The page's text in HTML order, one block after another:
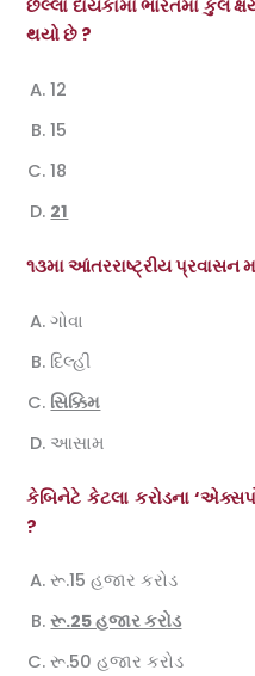
છેલ્લા દાયકામાં ભારતમાં કુલ
થયો છે ?
12
15
18
21
૧૩મા આંતરરાષ્ટ્રીય પ્રવાસન
ગોવા
દિલ્હી
સિક્કિમ
આસામ
કેબિનેટે કેટલા કરોડના
?
રૂ.15 હજાર કરોડ
રૂ.25 હજાર કરોડ
રૂ.50 હજાર કરોડ